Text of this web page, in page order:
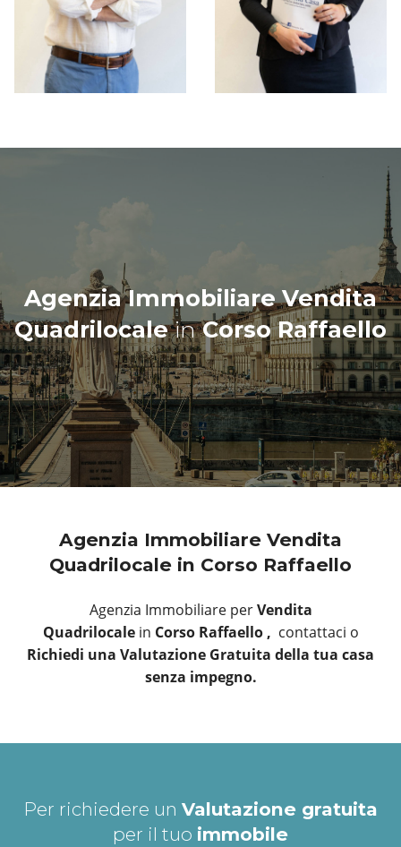
Agenzia Immobiliare Vendita
QuadrilocaleinCorso Raffaello
Agenzia Immobiliare Vendita
Quadrilocale in Corso Raffaello
Agenzia Immobiliare perVendita
Quadrilocale in Corso Raffaello , contattaci o
Richiedi una Valutazione Gratuita della tua casa
senza impegno.
Per richiedere un Valutazione gratuita
per il tuo immobile